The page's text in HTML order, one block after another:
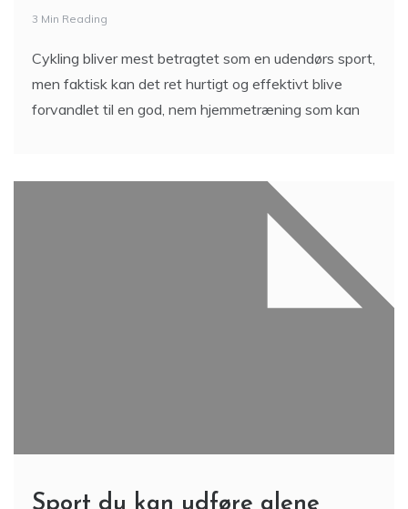
3 Min Reading
Cykling bliver mest betragtet som en udendørs sport,
men faktisk kan det ret hurtigt og effektivt blive
forvandlet til en god, nem hjemmetræning som kan